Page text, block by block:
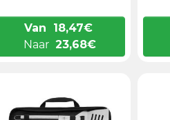
Van 18,47€
Naar 23,68€